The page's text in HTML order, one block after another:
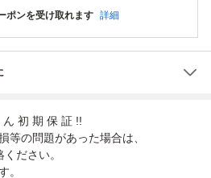
ポンを受け取れます 詳細
ん 初 期 保 証 !!
等の問題があった場合は、
ださい。
。